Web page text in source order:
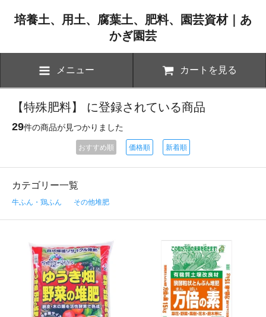
培養土、用土、腐葉土、肥料、園芸資材｜あ
かぎ園芸
メニュー カートを見る
【特殊肥料】 に登録されている商品
29件の商品が見つかりました
おすすめ順 価格順 新着順
カテゴリー一覧
牛ふん・鶏ふん その他堆肥